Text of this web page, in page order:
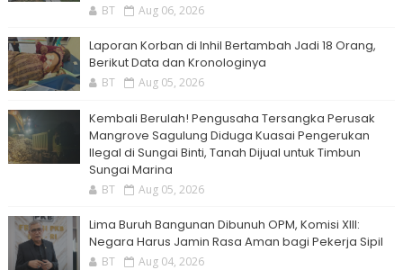
BT Aug 06, 2026
Laporan Korban di Inhil Bertambah Jadi 18 Orang,
Berikut Data dan Kronologinya
BT Aug 05, 2026
Kembali Berulah! Pengusaha Tersangka Perusak
Mangrove Sagulung Diduga Kuasai Pengerukan
Ilegal di Sungai Binti, Tanah Dijual untuk Timbun
Sungai Marina
BT Aug 05, 2026
Lima Buruh Bangunan Dibunuh OPM, Komisi XIII:
Negara Harus Jamin Rasa Aman bagi Pekerja Sipil
BT Aug 04, 2026